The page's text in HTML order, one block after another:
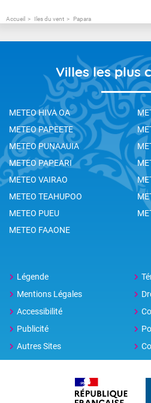
Accueil Iles du vent Papara
Villes les plus
METEO HIVA OA
METEO PAPEETE
METEO PUNAAUIA
METEO PAPEARI
METEO VAIRAO
METEO TEAHUPOO
METEO PUEU
METEO FAAONE
Légende
Mentions Légales
Accessibilité
Publicité
Autres Sites